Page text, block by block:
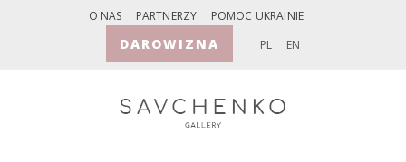
O NAS PARTNERZY POMOC UKRAINIE
DAROWIZNA PL EN